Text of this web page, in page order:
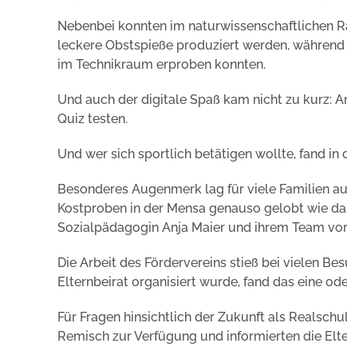
Nebenbei konnten im naturwissenschaftlichen
leckere Obstspieße produziert werden,
im Technikraum erproben konnten.
Und auch der digitale Spaß kam nicht zu kurz:
Quiz testen.
Und wer sich sportlich betätigen wollte, fand in
Besonderes Augenmerk lag für viele Familien
Kostproben in der Mensa genauso gelobt wie
Sozialpädagogin Anja Maier und ihrem Team
Die Arbeit des Fördervereins stieß bei vielen
Elternbeirat organisiert wurde, fand das eine
Für Fragen hinsichtlich der Zukunft als
Remisch zur Verfügung und informierten die